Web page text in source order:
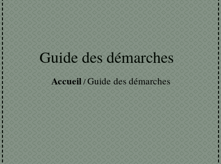
Guide des démarches
Accueil/Guide des démarches